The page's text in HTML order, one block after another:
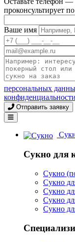
проконсультирует
Ваше имя
персональных
конфиденциальности
Отправить заявку
Сукно для
Сукно
Сукно
Сукно
Сукно
Сукно